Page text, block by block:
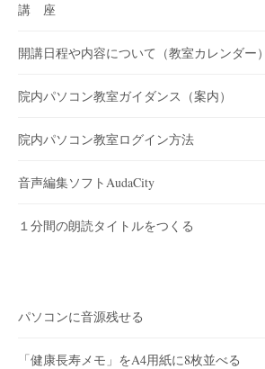
講 座
開講日程や内容について（教室カレンダー）
院内パソコン教室ガイダンス（案内）
院内パソコン教室ログイン方法
音声編集ソフトAudaCity
１分間の朗読タイトルをつくる
パソコンに音源残せる
「健康長寿メモ」をA4用紙に8枚並べる